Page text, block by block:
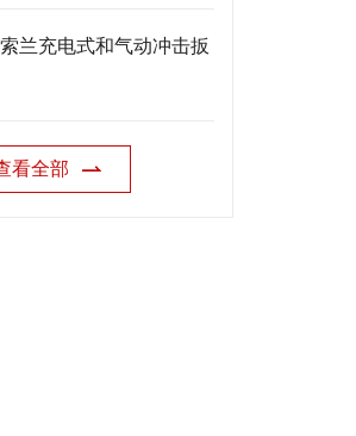
兰充电式和气动冲击扳
看全部